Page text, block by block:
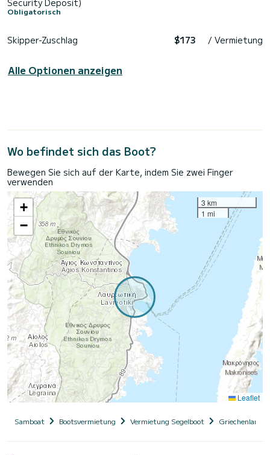
Security Deposit)
Obligatorisch
Skipper-Zuschlag $173 / Vermietung
Alle Optionen anzeigen
Wo befindet sich das Boot?
Bewegen Sie sich auf der Karte, indem Sie zwei Finger
verwenden
+
−
3 km
1 mi
Leaflet
Samboat Bootsvermietung Vermietung Segelboot Griechenland